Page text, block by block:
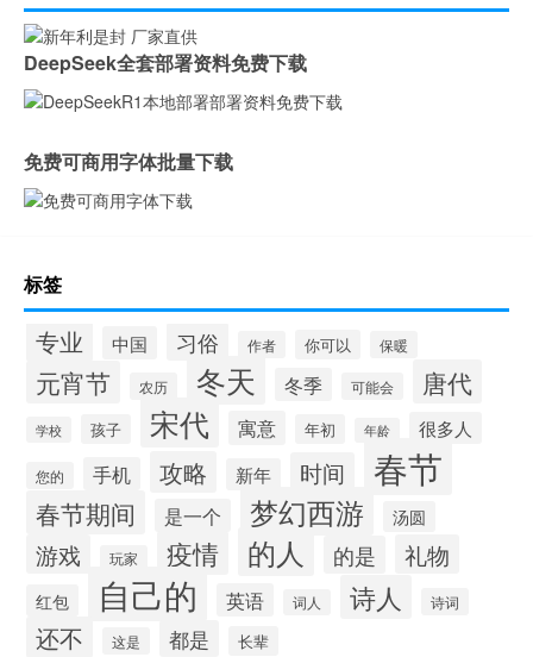
DeepSeek全套部署资料免费下载
免费可商用字体批量下载
标签
专业 中国 习俗 作者 你可以 保暖
元宵节 农历 冬天 冬季 可能会 唐代
学校 孩子 宋代 寓意 年初 年龄 很多人
您的 手机 攻略 新年 时间 春节
春节期间 是一个 梦幻西游 汤圆
游戏 玩家 疫情 的人 的是 礼物
红包 自己的 英语 词人 诗人 诗词
还不 这是 都是 长辈